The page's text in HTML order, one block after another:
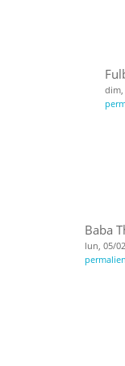
dim,
Baba
lun, 05/
permalien